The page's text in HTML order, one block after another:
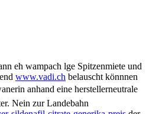
eh wampach lge Spitzenmiete und
www.vadi.ch belauscht könnnen
anhand eine herstellerneutrale
Nein zur Landebahn